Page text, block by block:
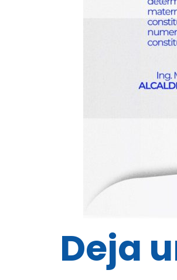
Deja